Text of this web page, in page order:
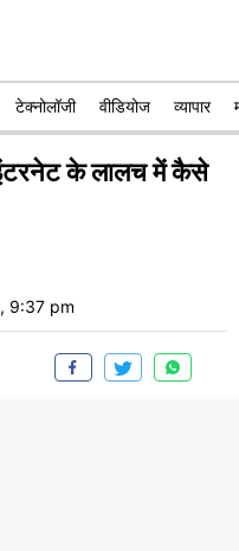
टेक्नोलॉजी वीडियोज व्यापार
के लालच में कैसे
9:37 pm